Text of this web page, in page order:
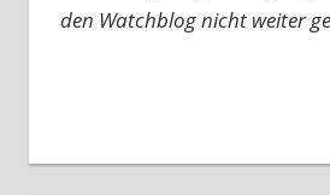
den Watchblog nicht weiter